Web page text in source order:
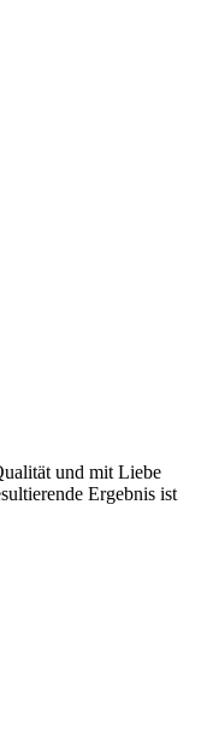
und mit Liebe
Ergebnis ist